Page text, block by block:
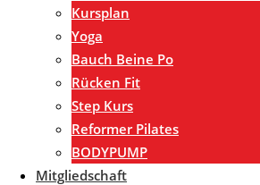
Kursplan
Yoga
Bauch Beine Po
Rücken Fit
Step Kurs
Reformer Pilates
BODYPUMP
Mitgliedschaft